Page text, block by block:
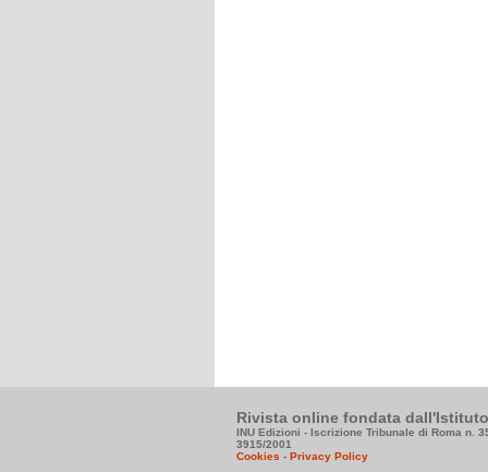
Rivista online fondata
INU Edizioni - Iscrizione Tribunale di Roma n.
3915/2001
Cookies - Privacy Policy